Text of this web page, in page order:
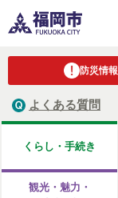
防災情報
よくある質問
くらし・手続き
観光・魅力・